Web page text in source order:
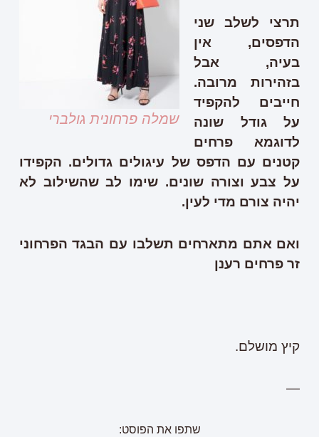
שמלה פרחונית גולברי
תרצי לשלב שני
הדפסים, אין
בעיה, אבל
בזהירות מרובה.
חייבים להקפיד
על גודל שונה
לדוגמא פרחים
קטנים עם הדפס של עיגולים גדולים. הקפידו
על צבע וצורה שונים. שימו לב שהשילוב לא
יהיה צורם מדי לעין.
ואם אתם מתארחים תשלבו עם הבגד הפרחוני
זר פרחים רענן
קיץ מושלם.
—
שתפו את הפוסט: